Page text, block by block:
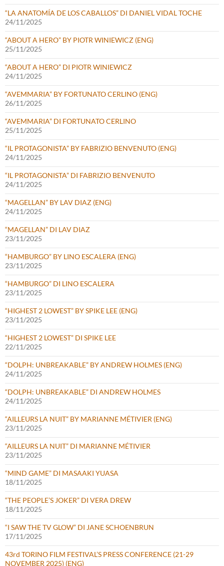
“LA ANATOMÍA DE LOS CABALLOS” DI DANIEL VIDAL TOCHE
24/11/2025
“ABOUT A HERO” BY PIOTR WINIEWICZ (ENG)
25/11/2025
“ABOUT A HERO” DI PIOTR WINIEWICZ
24/11/2025
“AVEMMARIA” BY FORTUNATO CERLINO (ENG)
26/11/2025
“AVEMMARIA” DI FORTUNATO CERLINO
25/11/2025
“IL PROTAGONISTA” BY FABRIZIO BENVENUTO (ENG)
24/11/2025
“IL PROTAGONISTA” DI FABRIZIO BENVENUTO
24/11/2025
“MAGELLAN” BY LAV DIAZ (ENG)
24/11/2025
“MAGELLAN” DI LAV DIAZ
23/11/2025
“HAMBURGO” BY LINO ESCALERA (ENG)
23/11/2025
“HAMBURGO” DI LINO ESCALERA
23/11/2025
“HIGHEST 2 LOWEST” BY SPIKE LEE (ENG)
23/11/2025
“HIGHEST 2 LOWEST” DI SPIKE LEE
22/11/2025
“DOLPH: UNBREAKABLE” BY ANDREW HOLMES (ENG)
24/11/2025
“DOLPH: UNBREAKABLE” DI ANDREW HOLMES
24/11/2025
“AILLEURS LA NUIT” BY MARIANNE MÉTIVIER (ENG)
23/11/2025
“AILLEURS LA NUIT” DI MARIANNE MÉTIVIER
23/11/2025
“MIND GAME” DI MASAAKI YUASA
18/11/2025
“THE PEOPLE’S JOKER” DI VERA DREW
18/11/2025
“I SAW THE TV GLOW” DI JANE SCHOENBRUN
17/11/2025
43rd TORINO FILM FESTIVAL’S PRESS CONFERENCE (21-29
NOVEMBER 2025) (ENG)